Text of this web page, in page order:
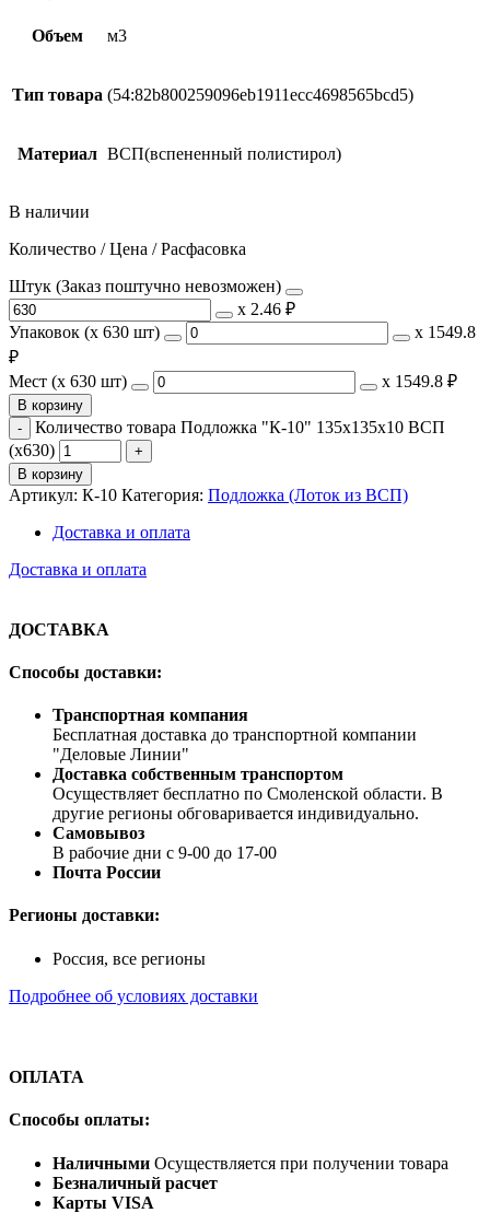
Объем м3
Тип товара (54:82b800259096eb1911ecc4698565bcd5)
Материал ВСП(вспененный полистирол)
В наличии
Количество / Цена / Расфасовка
Штук (Заказ поштучно невозможен)
х 2.46 ₽
Упаковок (x 630 шт)
х 1549.8
₽
Мест (x 630 шт)
х 1549.8 ₽
В корзину
Количество товара Подложка "К-10" 135х135х10 ВСП
(х630)
В корзину
Артикул: К-10 Категория: Подложка (Лоток из ВСП)
Доставка и оплата
Доставка и оплата
ДОСТАВКА
Способы доставки:
Транспортная компания
Бесплатная доставка до транспортной компании
"Деловые Линии"
Доставка собственным транспортом
Осуществляет бесплатно по Смоленской области. В
другие регионы обговаривается индивидуально.
Самовывоз
В рабочие дни с 9-00 до 17-00
Почта России
Регионы доставки:
Россия, все регионы
Подробнее об условиях доставки
ОПЛАТА
Способы оплаты:
Наличными Осуществляется при получении товара
Безналичный расчет
Карты VISA